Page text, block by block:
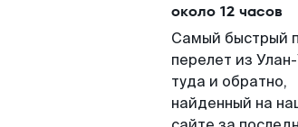
около 12 часов
Самый быстрый
перелет из
туда и обратно,
найденный на